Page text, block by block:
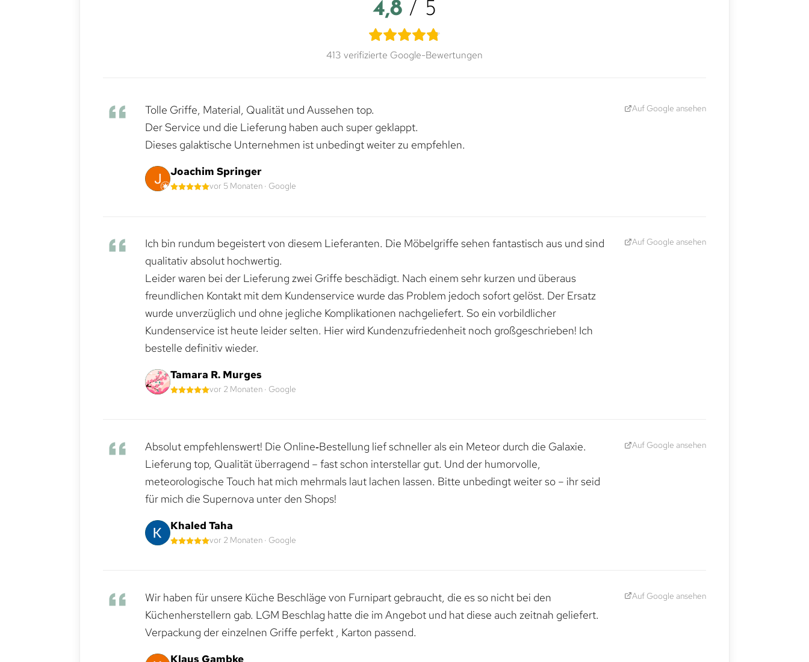
4,8 / 5
413 verifizierte Google-Bewertungen
Tolle Griffe, Material, Qualität und Aussehen top.
Der Service und die Lieferung haben auch super geklappt.
Dieses galaktische Unternehmen ist unbedingt weiter zu empfehlen.
Joachim Springer
vor 5 Monaten · Google
Auf Google ansehen
Ich bin rundum begeistert von diesem Lieferanten. Die Möbelgriffe sehen fantastisch aus und sind
qualitativ absolut hochwertig.
Leider waren bei der Lieferung zwei Griffe beschädigt. Nach einem sehr kurzen und überaus
freundlichen Kontakt mit dem Kundenservice wurde das Problem jedoch sofort gelöst. Der Ersatz
wurde unverzüglich und ohne jegliche Komplikationen nachgeliefert. So ein vorbildlicher
Kundenservice ist heute leider selten. Hier wird Kundenzufriedenheit noch großgeschrieben! Ich
bestelle definitiv wieder.
Tamara R. Murges
vor 2 Monaten · Google
Auf Google ansehen
Absolut empfehlenswert! Die Online‑Bestellung lief schneller als ein Meteor durch die Galaxie.
Lieferung top, Qualität überragend – fast schon interstellar gut. Und der humorvolle,
meteorologische Touch hat mich mehrmals laut lachen lassen. Bitte unbedingt weiter so – ihr seid
für mich die Supernova unter den Shops!
Khaled Taha
vor 2 Monaten · Google
Auf Google ansehen
Wir haben für unsere Küche Beschläge von Furnipart gebraucht, die es so nicht bei den
Küchenherstellern gab. LGM Beschlag hatte die im Angebot und hat diese auch zeitnah geliefert.
Verpackung der einzelnen Griffe perfekt , Karton passend.
Klaus Gambke
Auf Google ansehen